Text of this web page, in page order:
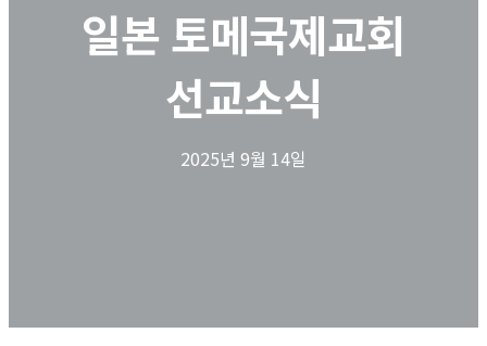
일본 토메국제교회
선교소식
2025년 9월 14일